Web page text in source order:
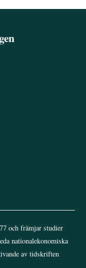
och främjar studier
nationalekonomiska
av tidskriften